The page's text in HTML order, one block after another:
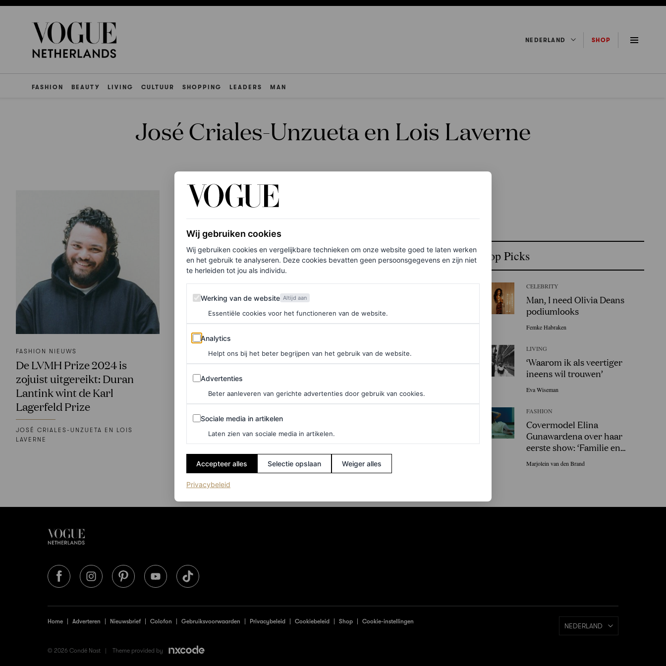
NEDERLAND SHOP
FASHION BEAUTY LIVING CULTUUR SHOPPING LEADERS MAN
José Criales-Unzueta en Lois Laverne
FASHION NIEUWS
De LVMH Prize 2024 is
zojuist uitgereikt: Duran
Lantink wint de Karl
Lagerfeld Prize
JOSÉ CRIALES-UNZUETA EN LOIS
LAVERNE
Top Picks
CELEBRITY
Man, I need Olivia Deans
podiumlooks
Femke Habraken
LIVING
‘Waarom ik als veertiger
ineens wil trouwen’
Eva Wiseman
FASHION
Covermodel Elina
Gunawardena over haar
eerste show: ‘Familie en
vrienden in Sri Lanka gingen
uit hun dak!’
Marjolein van den Brand
Home Adverteren Nieuwsbrief Colofon Gebruiksvoorwaarden Privacybeleid Cookiebeleid Shop Cookie-instellingen
NEDERLAND
© 2026 Condé Nast | Theme provided by
Wij gebruiken cookies
Wij gebruiken cookies en vergelijkbare technieken om onze website goed te laten werken
en het gebruik te analyseren. Deze cookies bevatten geen persoonsgegevens en zijn niet
te herleiden tot jou als individu.
Werking van de website
Werking van de website Altijd aan
Essentiële cookies voor het functioneren van de website.
Analytics
Analytics
Helpt ons bij het beter begrijpen van het gebruik van de website.
Advertenties
Advertenties
Beter aanleveren van gerichte advertenties door gebruik van cookies.
Sociale media in artikelen
Sociale media in artikelen
Laten zien van sociale media in artikelen.
Accepteer alles Selectie opslaan Weiger alles
Privacybeleid